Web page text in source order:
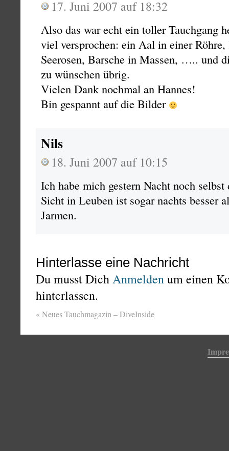
17. Juni 2007 auf 18:32
Also das war echt ein toller Tauchgang
viel versprochen: ein Aal in einer
Seerosen, Barsche in Massen, ….. und
zu wünschen übrig.
Vielen Dank nochmal an Hannes!
Bin gespannt auf die Bilder
Nils
18. Juni 2007 auf 10:15
Ich habe mich gestern Nacht noch
Sicht in Leuben ist sogar nachts besser
Jarmen.
Hinterlasse eine Nachricht
Du musst DichAnmeldenum einen
hinterlassen.
«Neues Tauchmagazin – DiveInside